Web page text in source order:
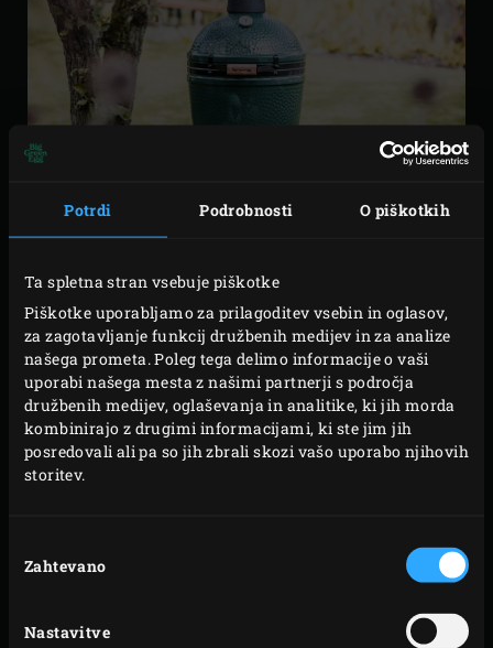
Potrdi Podrobnosti O piškotkih
Ta spletna stran vsebuje piškotke
Piškotke uporabljamo za prilagoditev vsebin in oglasov,
za zagotavljanje funkcij družbenih medijev in za analize
našega prometa. Poleg tega delimo informacije o vaši
uporabi našega mesta z našimi partnerji s področja
družbenih medijev, oglaševanja in analitike, ki jih morda
kombinirajo z drugimi informacijami, ki ste jim jih
posredovali ali pa so jih zbrali skozi vašo uporabo njihovih
storitev.
soglasja
Zahtevano
Nastavitve
Vsak Big Green Egg se v podstavku EGG Nest počuti kot
doma. Ko žar EGG postavite v okvir, lahko vidite, kako
raste. Ker stoji nekoliko višje, bo na delovni višini, ki je
idealna za vas. Vaš hrbet vam bo hvaležen. Podstavek za
žar EGG Nest je izdelan iz prašno premazanega jekla, štiri
trpežna kolesca pa omogočajo preprosto premikanje.
priročno več ur brez pripogibanja. Vam je žar EGG v
napoto, ko želite dostopati do mize za namizni tenis? Vse,